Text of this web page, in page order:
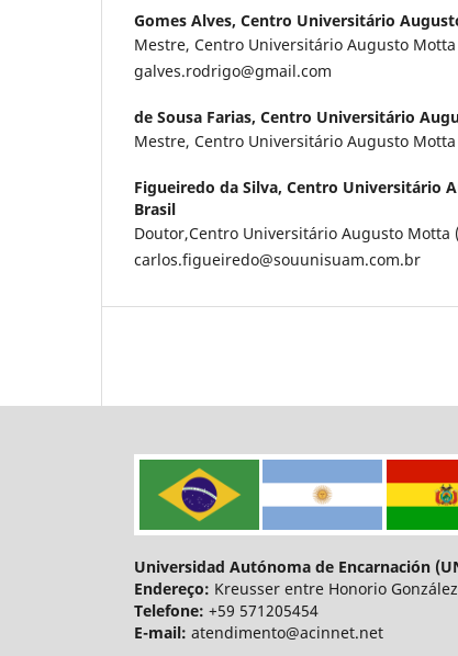
Gomes Alves, Centro Universitário
Mestre, Centro Universitário Augusto Motta
galves.rodrigo@gmail.com
de Sousa Farias, Centro Universitário
Mestre, Centro Universitário Augusto Motta
Figueiredo da Silva, Centro Universitário
Brasil
Doutor,Centro Universitário Augusto Motta
carlos.figueiredo@souunisuam.com.br
Universidad Autónoma de Encarnación
Endereço: Kreusser entre Honorio
Telefone: +59 571205454
E-mail: atendimento@acinnet.net